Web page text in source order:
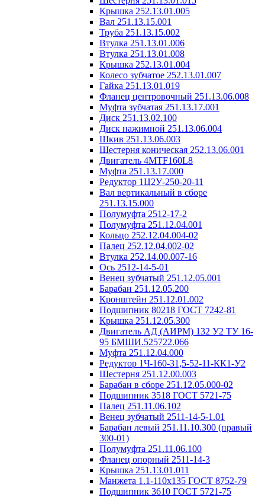
Крышка 252.13.01.005
Вал 251.13.15.001
Труба 251.13.15.002
Втулка 251.13.01.006
Втулка 251.13.01.008
Крышка 252.13.01.004
Колесо зубчатое 252.13.01.007
Гайка 251.13.01.019
Фланец центровочный 251.13.06.008
Муфта зубчатая 251.13.17.001
Диск 251.13.02.100
Диск нажимной 251.13.06.004
Шкив 251.13.06.003
Шестерня коническая 252.13.06.001
Двигатель 4MTF160L8
Муфта 251.13.17.000
Редуктор 1Ц2У-250-20-11
Вал вертикальный в сборе
251.13.15.000
Полумуфта 2512-17-2
Полумуфта 251.12.04.001
Кольцо 252.12.04.004-02
Палец 252.12.04.002-02
Втулка 252.14.00.007-16
Ось 2512-14-5-01
Венец зубчатый 251.12.05.001
Барабан 251.12.05.200
Кронштейн 251.12.01.002
Подшипник 80218 ГОСТ 7242-81
Крышка 251.12.05.300
Двигатель АД (АИРМ) 132 У2 ТУ 16-
95 БМШИ.525722.066
Муфта 251.12.04.000
Редуктор 1Ч-160-31,5-52-11-КК1-У2
Шестерня 251.12.00.003
Барабан в сборе 251.12.05.000-02
Подшипник 3518 ГОСТ 5721-75
Палец 251.11.06.102
Венец зубчатый 2511-14-5-1.01
Барабан левый 251.11.10.300 (правый
300-01)
Полумуфта 251.11.06.100
Фланец опорный 2511-14-3
Крышка 251.13.01.011
Манжета 1.1-110х135 ГОСТ 8752-79
Подшипник 3610 ГОСТ 5721-75